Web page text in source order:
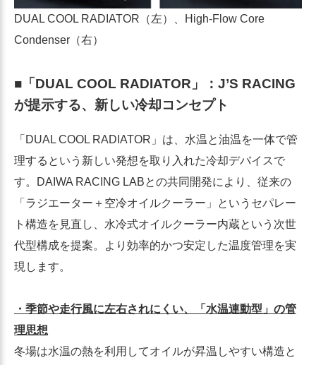
DUAL COOL RADIATOR（左）、High-Flow Core
Condenser（右）
■「DUAL COOL RADIATOR」：J’S RACING
が提示する、新しい冷却コンセプト
「DUAL COOL RADIATOR」は、水温と油温を一体で管
理するという新しい発想を取り入れた冷却デバイスで
す。DAIWA RACING LABとの共同開発により、従来の
「ラジエーター＋空冷オイルクーラー」というセパレー
ト構造を見直し、水冷式オイルクーラー内蔵という次世
代型構成を提案。より効率的かつ安定した温度管理を実
現します。
・季節や走行風に左右されにくい、「水温連動型」の管
理思想
冬場は水温の熱を利用してオイルが昇温しやすい構造と